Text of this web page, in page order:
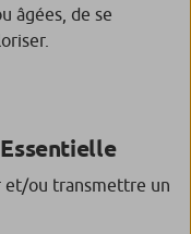
âgées, de se
et/ou transmettre un